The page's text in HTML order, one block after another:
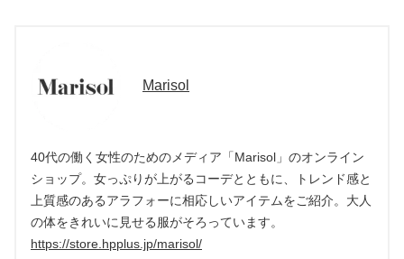
Marisol
40代の働く女性のためのメディア「Marisol」のオンライン
ショップ。女っぷりが上がるコーデとともに、トレンド感と
上質感のあるアラフォーに相応しいアイテムをご紹介。大人
の体をきれいに見せる服がそろっています。
https://store.hpplus.jp/marisol/